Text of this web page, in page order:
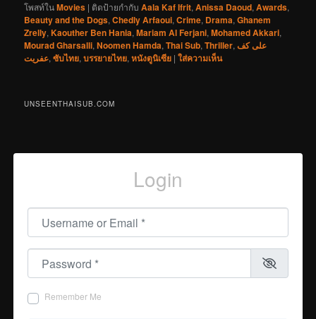
โพสท์ในMovies | ติดป้ายกำกับ Aala Kaf Ifrit,Anissa Daoud,Awards,
Beauty and the Dogs,Chedly Arfaoui,Crime, Drama,Ghanem
Zrelly,Kaouther Ben Hania,Mariam Al Ferjani,Mohamed Akkari,
Mourad Gharsalli,Noomen Hamda,Thai Sub,Thriller,على كف
عفريت,ซับไทย,บรรยายไทย,หนังตูนิเซีย |ใส่ความเห็น
UNSEENTHAISUB.COM
Login
Username or Email
Password
Remember Me